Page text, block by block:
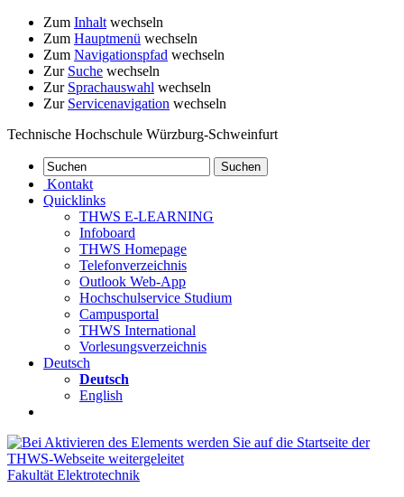
Zum Inhalt wechseln
Zum Hauptmenü wechseln
Zum Navigationspfad wechseln
Zur Suche wechseln
Zur Sprachauswahl wechseln
Zur Servicenavigation wechseln
Technische Hochschule Würzburg-Schweinfurt
Kontakt
Quicklinks
THWS E-LEARNING
Infoboard
THWS Homepage
Telefonverzeichnis
Outlook Web-App
Hochschulservice Studium
Campusportal
THWS International
Vorlesungsverzeichnis
Deutsch
Deutsch
English
Fakultät Elektrotechnik